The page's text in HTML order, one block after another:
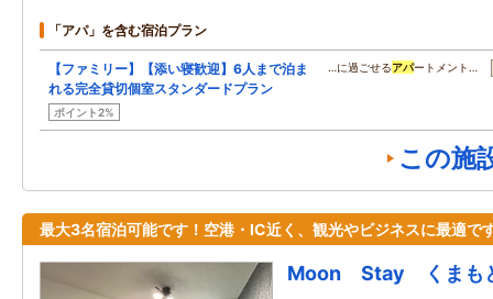
「アパ」を含む宿泊プラン
【ファミリー】【添い寝歓迎】6人まで泊ま
れる完全貸切個室スタンダードプラン
ポイント2%
…に過ごせるアパートメント…
この施
最大3名宿泊可能です！空港・IC近く、観光やビジネスに最適で
Moon Stay くまも